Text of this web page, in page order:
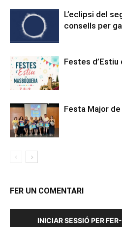
L’eclipsi del
consells per
Festes
Festa Major
FER UN COMENTARI
INICIAR SESSIÓ PER